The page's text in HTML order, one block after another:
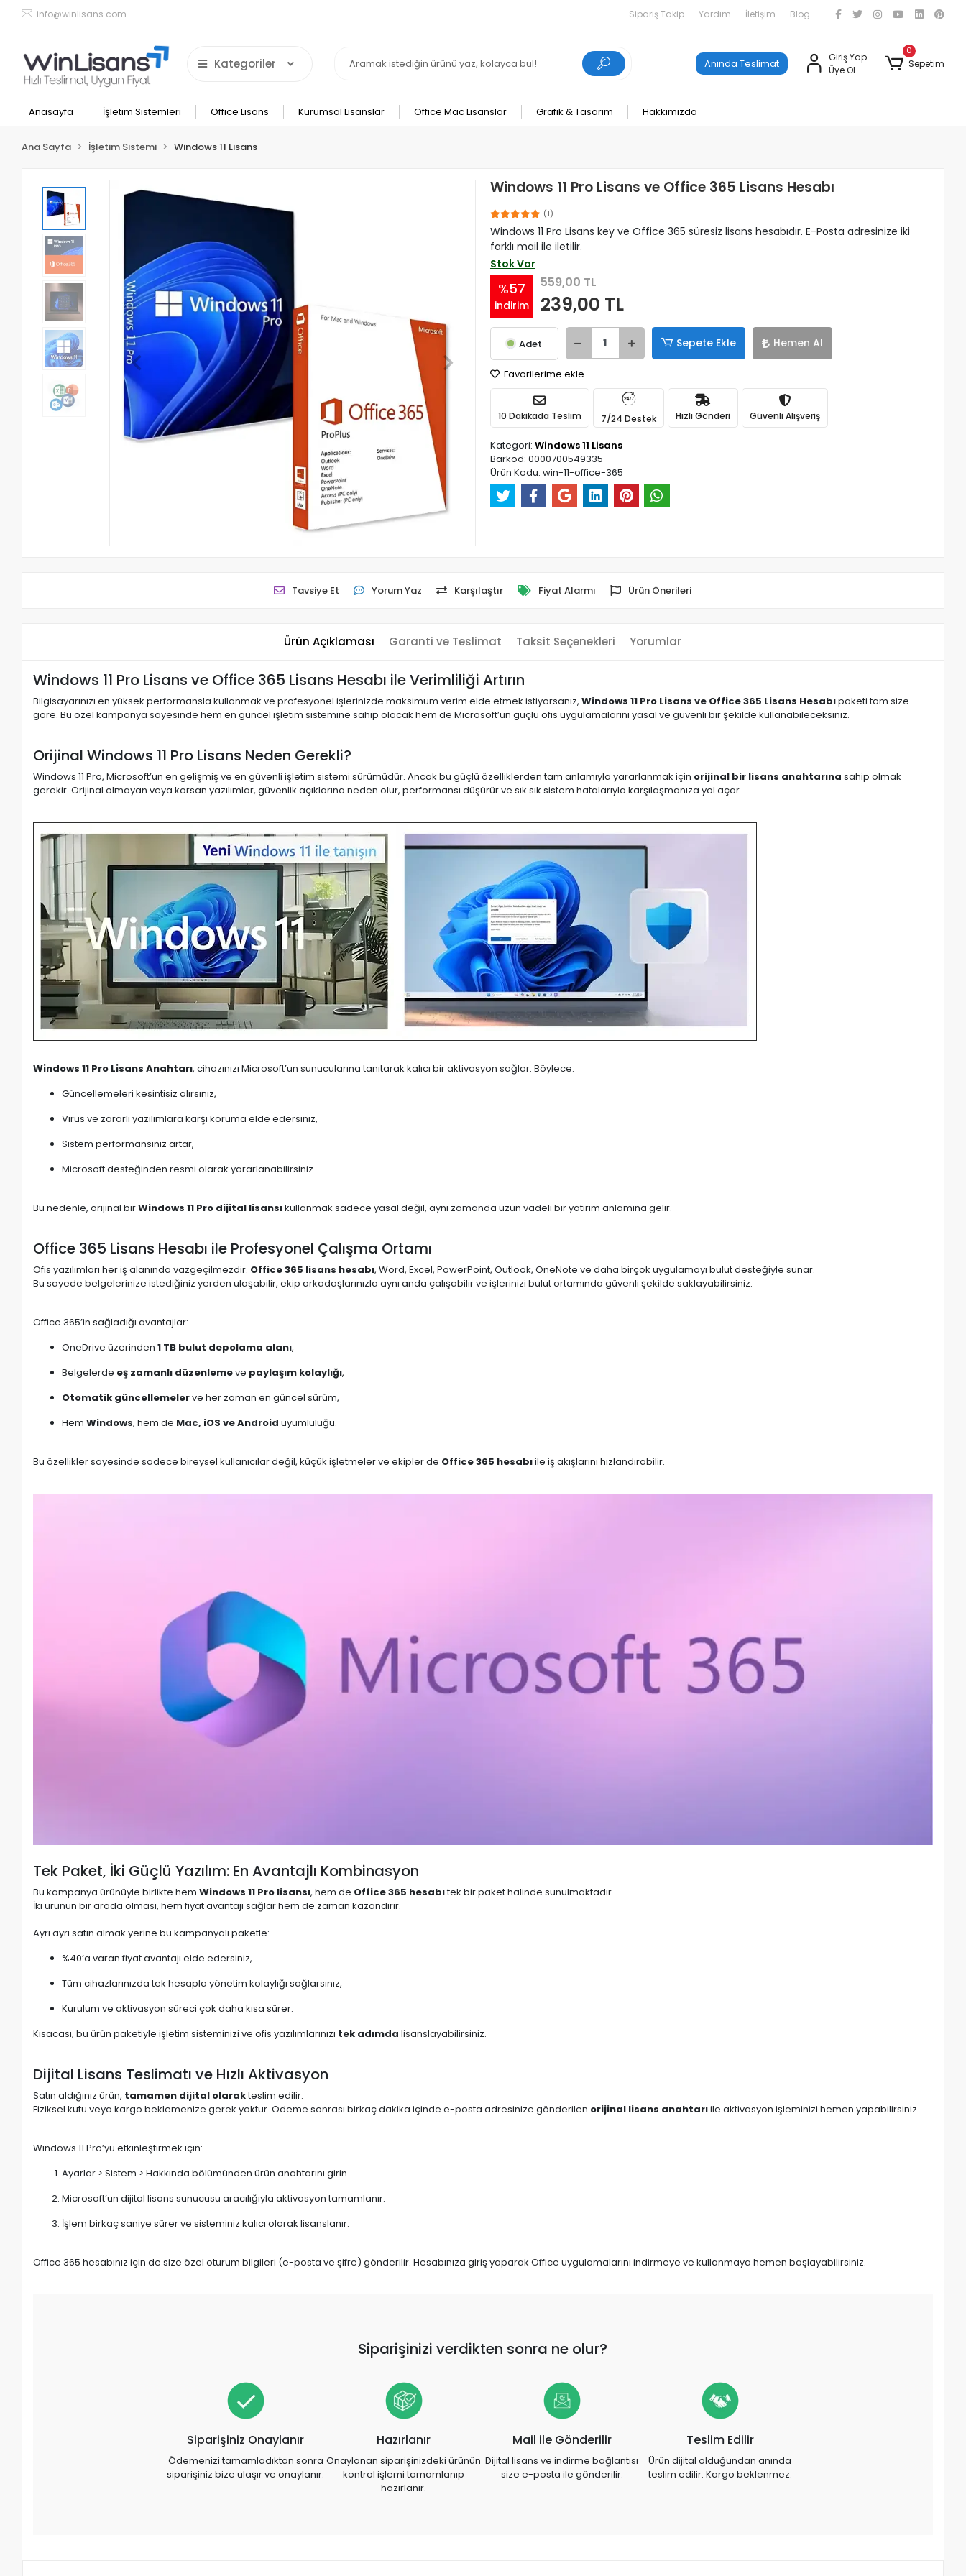
info@winlisans.com Sipariş Takip Yardım İletişim Blog
Kategoriler Anında Teslimat
Giriş Yap
Üye Ol
0
Sepetim
Anasayfa İşletim Sistemleri Office Lisans Kurumsal Lisanslar Office Mac Lisanslar Grafik & Tasarım Hakkımızda
Ana Sayfa İşletim Sistemi Windows 11 Lisans
Windows 11 Pro Lisans ve Office 365 Lisans Hesabı
(1)
Windows 11 Pro Lisans key ve Office 365 süresiz lisans hesabıdır. E-Posta adresinize iki
farklı mail ile iletilir.
Stok Var
%57
indirim
559,00 TL
239,00 TL
Adet Sepete Ekle Hemen Al
Favorilerime ekle
10 Dakikada Teslim 7/24 Destek Hızlı Gönderi Güvenli Alışveriş
Kategori: Windows 11 Lisans
Barkod: 0000700549335
Ürün Kodu: win-11-office-365
Tavsiye Et Yorum Yaz Karşılaştır Fiyat Alarmı Ürün Önerileri
Ürün Açıklaması Garanti ve Teslimat Taksit Seçenekleri Yorumlar
Windows 11 Pro Lisans ve Office 365 Lisans Hesabı ile Verimliliği Artırın
Bilgisayarınızı en yüksek performansla kullanmak ve profesyonel işlerinizde maksimum verim elde etmek istiyorsanız,Windows 11 Pro Lisans ve Office 365 Lisans Hesabıpaketi tam size
göre. Bu özel kampanya sayesinde hem en güncel işletim sistemine sahip olacak hem de Microsoft’un güçlü ofis uygulamalarını yasal ve güvenli bir şekilde kullanabileceksiniz.
Orijinal Windows 11 Pro Lisans Neden Gerekli?
Windows 11 Pro, Microsoft’un en gelişmiş ve en güvenli işletim sistemi sürümüdür. Ancak bu güçlü özelliklerden tam anlamıyla yararlanmak için orijinal bir lisans anahtarına sahip olmak
gerekir. Orijinal olmayan veya korsan yazılımlar, güvenlik açıklarına neden olur, performansı düşürür ve sık sık sistem hatalarıyla karşılaşmanıza yol açar.
Windows 11 Pro Lisans Anahtarı, cihazınızı Microsoft’un sunucularına tanıtarak kalıcı bir aktivasyon sağlar. Böylece:
Güncellemeleri kesintisiz alırsınız,
Virüs ve zararlı yazılımlara karşı koruma elde edersiniz,
Sistem performansınız artar,
Microsoft desteğinden resmi olarak yararlanabilirsiniz.
Bu nedenle, orijinal birWindows 11 Pro dijital lisansıkullanmak sadece yasal değil, aynı zamanda uzun vadeli bir yatırım anlamına gelir.
Office 365 Lisans Hesabı ile Profesyonel Çalışma Ortamı
Ofis yazılımları her iş alanında vazgeçilmezdir. Office 365 lisans hesabı, Word, Excel, PowerPoint, Outlook, OneNote ve daha birçok uygulamayı bulut desteğiyle sunar.
Bu sayede belgelerinize istediğiniz yerden ulaşabilir, ekip arkadaşlarınızla aynı anda çalışabilir ve işlerinizi bulut ortamında güvenli şekilde saklayabilirsiniz.
Office 365’in sağladığı avantajlar:
OneDrive üzerinden1 TB bulut depolama alanı,
Belgelerde eş zamanlı düzenlemeve paylaşım kolaylığı,
Otomatik güncellemelerve her zaman en güncel sürüm,
HemWindows, hem de Mac, iOS ve Android uyumluluğu.
Bu özellikler sayesinde sadece bireysel kullanıcılar değil, küçük işletmeler ve ekipler de Office 365 hesabıile iş akışlarını hızlandırabilir.
Tek Paket, İki Güçlü Yazılım: En Avantajlı Kombinasyon
Bu kampanya ürünüyle birlikte hemWindows 11 Pro lisansı, hem de Office 365 hesabıtek bir paket halinde sunulmaktadır.
İki ürünün bir arada olması, hem fiyat avantajı sağlar hem de zaman kazandırır.
Ayrı ayrı satın almak yerine bu kampanyalı paketle:
%40’a varan fiyat avantajı elde edersiniz,
Tüm cihazlarınızda tek hesapla yönetim kolaylığı sağlarsınız,
Kurulum ve aktivasyon süreci çok daha kısa sürer.
Kısacası, bu ürün paketiyle işletim sisteminizi ve ofis yazılımlarınızı tek adımda lisanslayabilirsiniz.
Dijital Lisans Teslimatı ve Hızlı Aktivasyon
Satın aldığınız ürün, tamamen dijital olarakteslim edilir.
Fiziksel kutu veya kargo beklemenize gerek yoktur. Ödeme sonrası birkaç dakika içinde e-posta adresinize gönderilen orijinal lisans anahtarıile aktivasyon işleminizi hemen yapabilirsiniz.
Windows 11 Pro’yu etkinleştirmek için:
Ayarlar > Sistem > Hakkında bölümünden ürün anahtarını girin.
Microsoft’un dijital lisans sunucusu aracılığıyla aktivasyon tamamlanır.
İşlem birkaç saniye sürer ve sisteminiz kalıcı olarak lisanslanır.
Office 365 hesabınız için de size özel oturum bilgileri (e-posta ve şifre) gönderilir. Hesabınıza giriş yaparak Office uygulamalarını indirmeye ve kullanmaya hemen başlayabilirsiniz.
Siparişinizi verdikten sonra ne olur?
Siparişiniz Onaylanır
Ödemenizi tamamladıktan sonra
siparişiniz bize ulaşır ve onaylanır.
Hazırlanır
Onaylanan siparişinizdeki ürünün
kontrol işlemi tamamlanıp
hazırlanır.
Mail ile Gönderilir
Dijital lisans ve indirme bağlantısı
size e-posta ile gönderilir.
Teslim Edilir
Ürün dijital olduğundan anında
teslim edilir. Kargo beklenmez.